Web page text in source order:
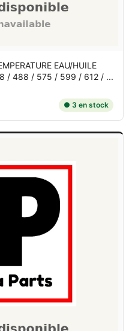
EAU/HUILE
/ 488 / 575 / 599 / 612 / ...
● 3 en stock